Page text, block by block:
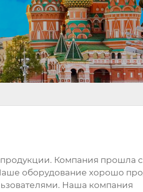
продукции. Компания прошла
оборудование хорошо
Наша компания